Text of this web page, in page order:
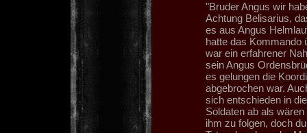
"Bruder Angus wir
Achtung Belisarius,
es aus Angus
hatte das Kommando
war ein erfahrener
sein Angus
es gelungen die
abgebrochen war.
sich entschieden in
Soldaten ab als
ihm zu folgen, doch